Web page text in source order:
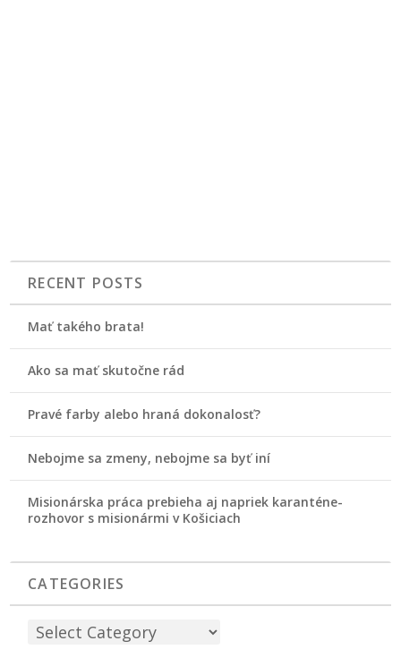
RECENT POSTS
Mať takého brata!
Ako sa mať skutočne rád
Pravé farby alebo hraná dokonalosť?
Nebojme sa zmeny, nebojme sa byť iní
Misionárska práca prebieha aj napriek karanténe-
rozhovor s misionármi v Košiciach
CATEGORIES